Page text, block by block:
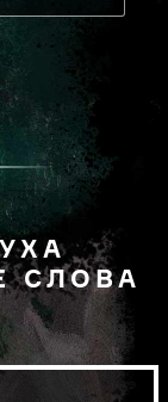
СЛОВА